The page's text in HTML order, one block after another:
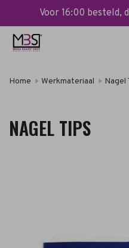
Voor 16:00 besteld,
Home Werkmateriaal Nagel
NAGEL TIPS